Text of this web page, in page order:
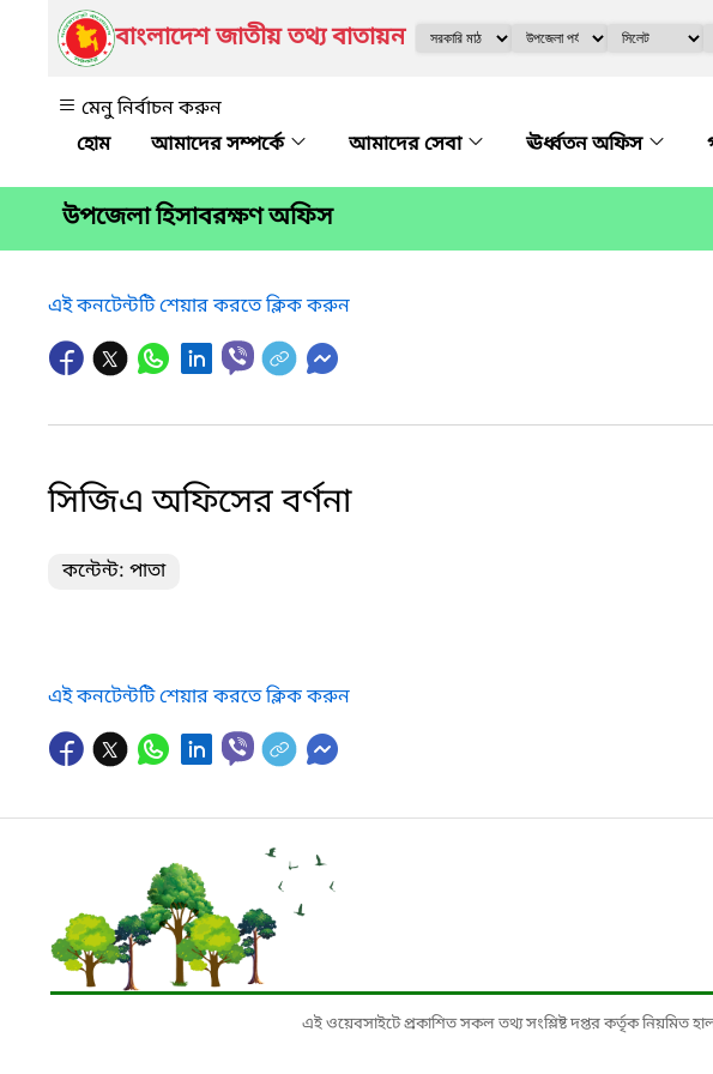
বাংলাদেশ জাতীয় তথ্য বাতায়ন
মেনু নির্বাচন করুন
আমাদের সম্পর্কে
আমাদের সেবা ঊর্ধ্বতন অফিস
উপজেলা হিসাবরক্ষণ অফিস
এই কনটেন্টটি শেয়ার করতে ক্লিক করুন
সিজিএ অফিসের বর্ণনা
কন্টেন্ট: পাতা
এই কনটেন্টটি শেয়ার করতে ক্লিক করুন
এই ওয়েবসাইটে প্রকাশিত সকল তথ্য সংশ্লিষ্ট দপ্তর কর্তৃক নিয়মিত